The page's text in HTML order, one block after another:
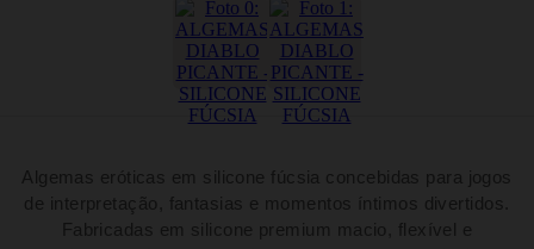
Algemas eróticas em silicone fúcsia concebidas para jogos
de interpretação, fantasias e momentos íntimos divertidos.
Fabricadas em silicone premium macio, flexível e